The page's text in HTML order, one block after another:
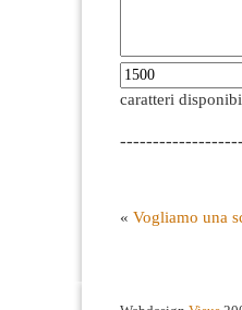
caratteri
« Vogliamo una